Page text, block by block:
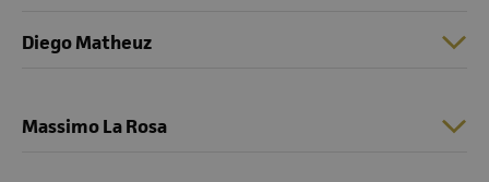
Diego Matheuz
Massimo La Rosa